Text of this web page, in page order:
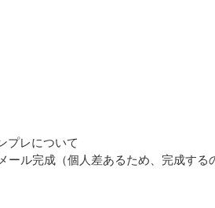
レについて
ル完成（個人差あるため、完成する